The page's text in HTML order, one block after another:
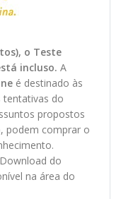
o Teste
incluso. A
é destinado às
tentativas do
propostos
podem comprar o
Download do
na área do